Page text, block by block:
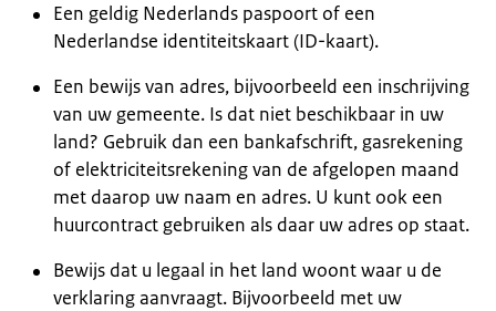
Een geldig Nederlands paspoort of een
Nederlandse identiteitskaart (ID-kaart).
Een bewijs van adres, bijvoorbeeld een inschrijving
van uw gemeente. Is dat niet beschikbaar in uw
land? Gebruik dan een bankafschrift, gasrekening
of elektriciteitsrekening van de afgelopen maand
met daarop uw naam en adres. U kunt ook een
huurcontract gebruiken als daar uw adres op staat.
Bewijs dat u legaal in het land woont waar u de
verklaring aanvraagt. Bijvoorbeeld met uw